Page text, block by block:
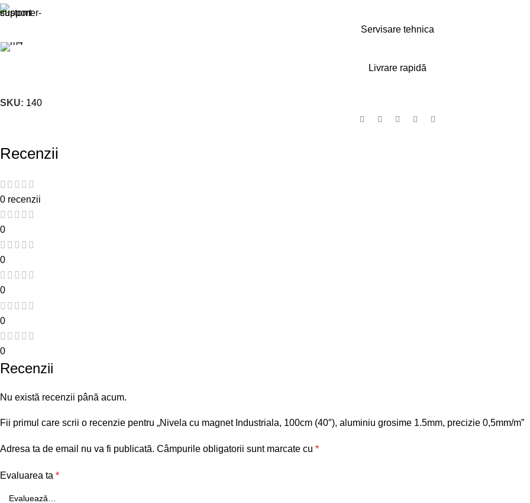
Servisare tehnica
Livrare rapidă
SKU: 140
Recenzii
0 recenzii
0
0
0
0
0
Recenzii
Nu există recenzii până acum.
Fii primul care scrii o recenzie pentru „Nivela cu magnet Industriala, 100cm (40″), aluminiu grosime 1.5mm, precizie 0,5mm/m”
Adresa ta de email nu va fi publicată. Câmpurile obligatorii sunt marcate cu *
Evaluarea ta *